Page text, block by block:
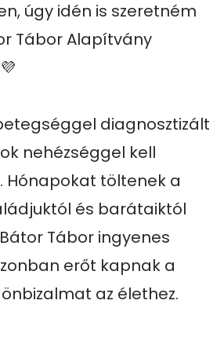
úgy idén is szeretném
Tábor Alapítvány
diagnosztizált
nehézséggel kell
Hónapokat töltenek a
és barátaiktól
Tábor ingyenes
erőt kapnak a
az élethez.